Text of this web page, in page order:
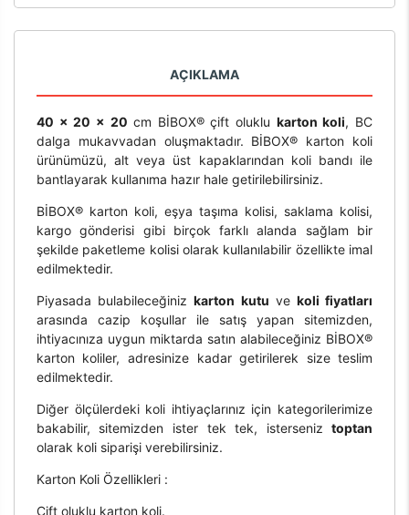
AÇIKLAMA
40 x 20 x 20 cm BİBOX® çift oluklu karton koli, BC
dalga mukavvadan oluşmaktadır. BİBOX® karton koli
ürünümüzü, alt veya üst kapaklarından koli bandı ile
bantlayarak kullanıma hazır hale getirilebilirsiniz.
BİBOX® karton koli, eşya taşıma kolisi, saklama kolisi,
kargo gönderisi gibi birçok farklı alanda sağlam bir
şekilde paketleme kolisi olarak kullanılabilir özellikte imal
edilmektedir.
Piyasada bulabileceğinizkarton kutu ve koli fiyatları
arasında cazip koşullar ile satış yapan sitemizden,
ihtiyacınıza uygun miktarda satın alabileceğiniz BİBOX®
karton koliler, adresinize kadar getirilerek size teslim
edilmektedir.
Diğer ölçülerdeki koli ihtiyaçlarınız için kategorilerimize
bakabilir, sitemizden ister tek tek, isterseniztoptan
olarak koli siparişi verebilirsiniz.
Karton Koli Özellikleri :
Çift oluklu karton koli.